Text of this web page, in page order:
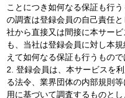
ことにつき如何なる保証も行
の調査は登録会員の自己責任
社から直接又は間接に本サー
も、当社は登録会員に対し本
えて如何なる保証も行うもので
2. 登録会員は、本サービスを
る法令、業界団体の内部規則
用に基づいて調査するものと